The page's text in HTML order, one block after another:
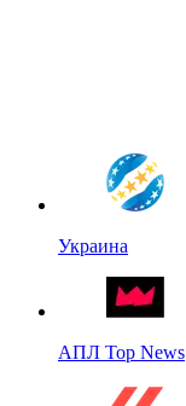
Украина
АПЛ Top News